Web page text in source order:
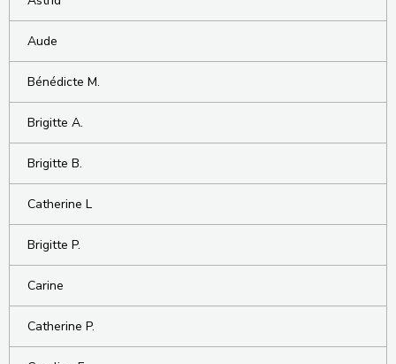
Aude
Bénédicte M.
Brigitte A.
Brigitte B.
Catherine L
Brigitte P.
Carine
Catherine P.